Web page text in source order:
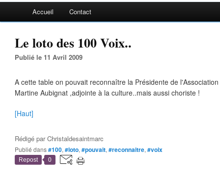
Accueil Contact
Le loto des 100 Voix..
Publié le 11 Avril 2009
A cette table on pouvait reconnaître la Présidente de
Martine Aubignat ,adjointe à la culture..mais aussi choriste !
[Haut]
Rédigé parChristaldesaintmarc
Publié dans#100, #loto, #pouvait, #reconnaitre, #voix
Repost 0